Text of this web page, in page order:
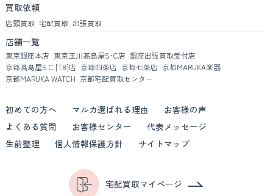
買取依頼
店頭買取 宅配買取 出張買取
店舗一覧
東京銀座本店 東京玉川髙島屋S･C店 銀座出張買取受付店
京都髙島屋S.C.[T8]店 京都四条店 京都七条店 京都MARUKA楽器
京都MARUKA WATCH 京都宅配買取センター
初めての方へ マルカ選ばれる理由
お客様の声
よくある質問
お客様センター
代表メッセージ
生前整理
個人情報保護方針 サイトマップ
宅配買取マイページ